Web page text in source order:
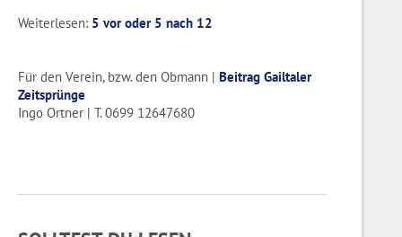
Weiterlesen: 5 vor oder 5 nach 12
Für den Verein, bzw. den Obmann | Beitrag Gailtaler
Zeitsprünge
Ingo Ortner | T. 0699 12647680